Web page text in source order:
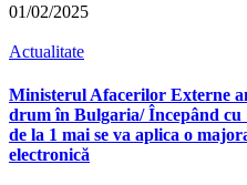
01/02/2025
Actualitate
Ministerul Afacerilor Externe
drum în Bulgaria/ Începând cu
de la 1 mai se va aplica o
electronică